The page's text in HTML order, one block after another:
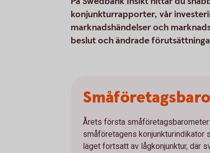
konjunkturrapporter, vår
marknadshändelser och
beslut och ändrade
Årets första
småföretagens konjunkturindikator
läget fortsatt av lågkonjunktur, där